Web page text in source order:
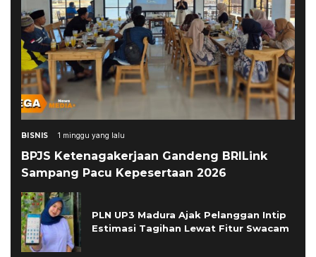
BISNIS 1 minggu yang lalu
BPJS Ketenagakerjaan Gandeng BRILink
Sampang Pacu Kepesertaan 2026
PLN UP3 Madura Ajak Pelanggan Intip
Estimasi Tagihan Lewat Fitur Swacam